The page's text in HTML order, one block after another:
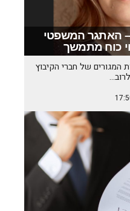
– האתגר המשפטי
כוח מתמשך
המגורים של חברי הקיבוץ